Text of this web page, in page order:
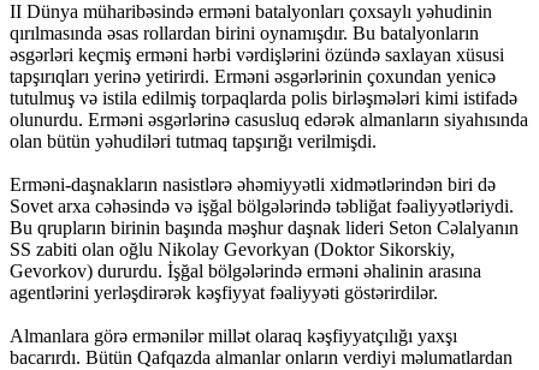
II Dünya müharibəsində erməni batalyonları çoxsaylı yəhudinin
qırılmasında əsas rollardan birini oynamışdır. Bu batalyonların
əsgərləri keçmiş erməni hərbi vərdişlərini özündə saxlayan xüsusi
tapşırıqları yerinə yetirirdi. Erməni əsgərlərinin çoxundan yenicə
tutulmuş və istila edilmiş torpaqlarda polis birləşmələri kimi istifadə
olunurdu. Erməni əsgərlərinə casusluq edərək almanların siyahısında
olan bütün yəhudiləri tutmaq tapşırığı verilmişdi.
Erməni-daşnakların nasistlərə əhəmiyyətli xidmətlərindən biri də
Sovet arxa cəhəsində və işğal bölgələrində təbliğat fəaliyyətləriydi.
Bu qrupların birinin başında məşhur daşnak lideri Seton Cəlalyanın
SS zabiti olan oğlu Nikolay Gevorkyan (Doktor Sikorskiy,
Gevorkov) dururdu. İşğal bölgələrində erməni əhalinin arasına
agentlərini yerləşdirərək kəşfiyyat fəaliyyəti göstərirdilər.
Almanlara görə ermənilər millət olaraq kəşfiyyatçılığı yaxşı
bacarırdı. Bütün Qafqazda almanlar onların verdiyi məlumatlardan